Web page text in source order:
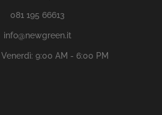
081 195 66613
info@newgreen.it
9:00 AM - 6:00 PM